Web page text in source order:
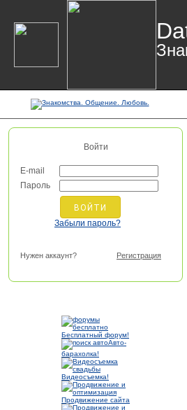
Войти
E-mail
Пароль
Забыли пароль?
Нужен аккаунт? Регистрация
Бесплатный форум!
Авто-
барахолка!
Видеосъемка!
Продвижение сайта